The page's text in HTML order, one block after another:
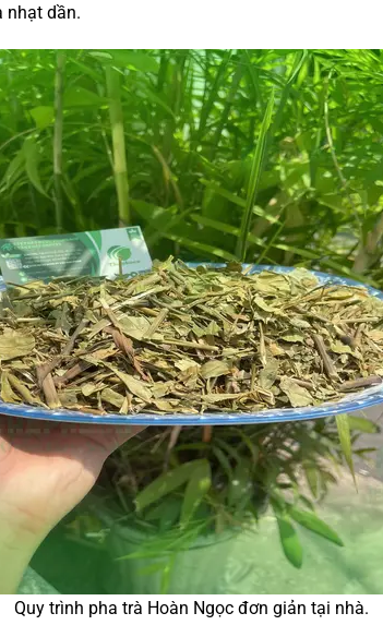
nhạt dần.
Quy trình pha trà Hoàn Ngọc đơn giản tại nhà.